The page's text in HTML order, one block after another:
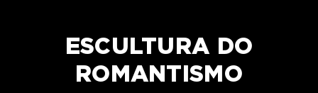
ESCULTURA DO
ROMANTISMO